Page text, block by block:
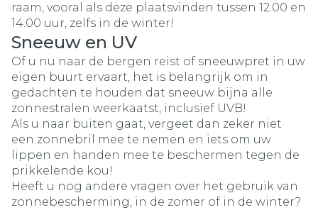
raam, vooral als deze plaatsvinden tussen 12.00 en
14.00 uur, zelfs in de winter!
Sneeuw en UV
Of u nu naar de bergen reist of sneeuwpret in uw
eigen buurt ervaart, het is belangrijk om in
gedachten te houden dat sneeuw bijna alle
zonnestralen weerkaatst, inclusief UVB!
Als u naar buiten gaat, vergeet dan zeker niet
een zonnebril mee te nemen en iets om uw
lippen en handen mee te beschermen tegen de
prikkelende kou!
Heeft u nog andere vragen over het gebruik van
zonnebescherming, in de zomer of in de winter?